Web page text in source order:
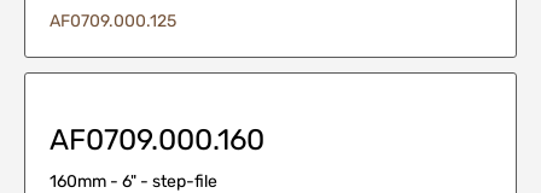
AF0709.000.125
AF0709.000.160
160mm - 6" - step-file